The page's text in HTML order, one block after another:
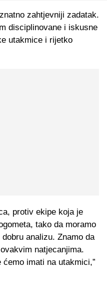
zahtjevniji zadatak.
disciplinovane i iskusne
utakmice i rijetko
protiv ekipe koja je
tako da moramo
analizu. Znamo da
natjecanjima.
imati na utakmici,”